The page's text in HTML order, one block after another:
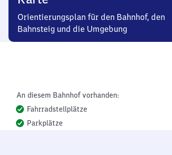
Orientierungsplan für den Bahnhof, den
Bahnsteig und die Umgebung
An diesem Bahnhof vorhanden:
Fahrradstellplätze
Parkplätze